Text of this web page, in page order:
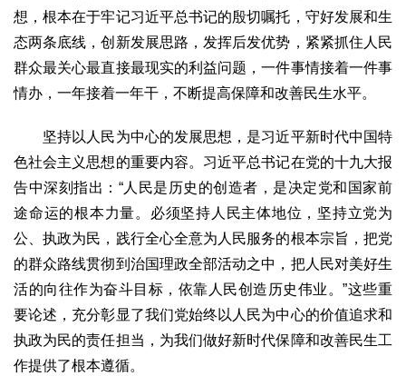
深化改革 依法治国 司法公正 民主政治
观察思考
网文推荐
文化
文化观察
智海钩沉
社会
社会治理 社会保障 城乡发展 民生建设
工业
装备制造 智能制造 制造2025 大国工匠
科教
科技观察 创新前沿 智慧教育 职业教育
想，根本在于牢记习近平总书记的殷切嘱托，守好发展和生
态两条底线，创新发展思路，发挥后发优势，紧紧抓住人民
群众最关心最直接最现实的利益问题，一件事情接着一件事
情办，一年接着一年干，不断提高保障和改善民生水平。
坚持以人民为中心的发展思想，是习近平新时代中国特
色社会主义思想的重要内容。习近平总书记在党的十九大报
告中深刻指出：“人民是历史的创造者，是决定党和国家前
途命运的根本力量。必须坚持人民主体地位，坚持立党为
公、执政为民，践行全心全意为人民服务的根本宗旨，把党
的群众路线贯彻到治国理政全部活动之中，把人民对美好生
活的向往作为奋斗目标，依靠人民创造历史伟业。”这些重
要论述，充分彰显了我们党始终以人民为中心的价值追求和
执政为民的责任担当，为我们做好新时代保障和改善民生工
作提供了根本遵循。